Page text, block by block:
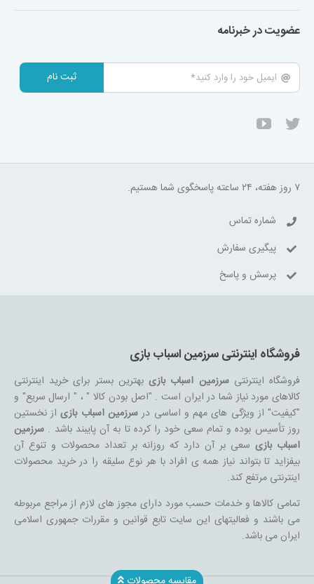
عضویت در خبرنامه
ثبت نام
۷ روز هفته، ۲۴ ساعته پاسخگوی شما هستیم.
شماره تماس
پیگیری سفارش
پرسش و پاسخ
فروشگاه اینترنتی سرزمین اسباب بازی
فروشگاه اینترنتیسرزمین اسباب بازیبهترین بستر برای خرید اینترنتی
کالاهای مورد نیاز شما در ایران است . "اصل بودن کالا " ، " ارسال سریع" و
"کیفیت" از ویژگی های مهم و اساسی در سرزمین اسباب بازیاز نخستین
روز تأسیس بوده و تمام سعی خود را کرده تا به آن پایبند باشد .سرزمین
اسباب بازیسعی بر آن دارد که روزانه بر تعداد محصولات و تنوع آن
بیفزاید تا بتواند نیاز همه ی افراد با هر نوع سلیقه را در خرید محصولات
اینترنتی مرتفع کند.
تمامی کالاها و خدمات حسب مورد دارای مجوز های لازم از مراجع مربوطه
می باشند و فعالیتهای این سایت تابع قوانین و مقررات جمهوری اسلامی
ایران می باشد.